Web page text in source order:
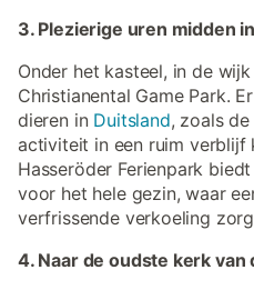
3. Plezierige uren midden
Onder het kasteel, in de
Christianental Game Park.
dieren in Duitsland, zoals
activiteit in een ruim verblijf
Hasseröder Ferienpark
voor het hele gezin, waar
verfrissende verkoeling
4. Naar de oudste kerk van